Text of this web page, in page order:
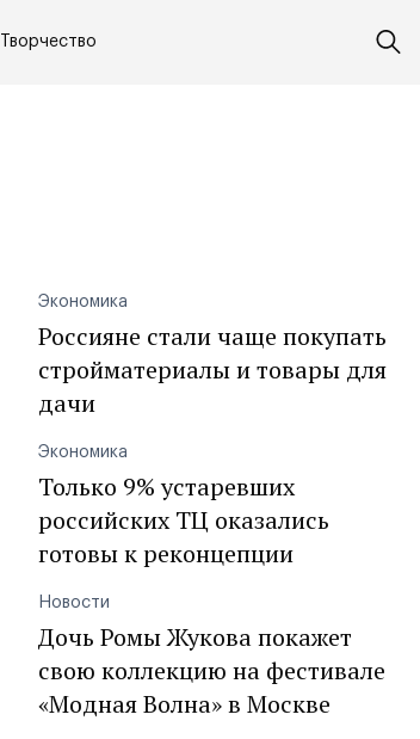
Творчество
Экономика
Россияне стали чаще покупать
стройматериалы и товары для
дачи
Экономика
Только 9% устаревших
российских ТЦ оказались
готовы к реконцепции
Новости
Дочь Ромы Жукова покажет
свою коллекцию на фестивале
«Модная Волна» в Москве